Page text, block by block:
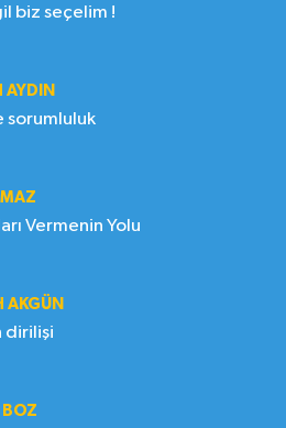
biz seçelim !
AYDIN
Gençlik ve sorumluluk
Vermenin Yolu
AKGÜN
dirilişi
BOZ